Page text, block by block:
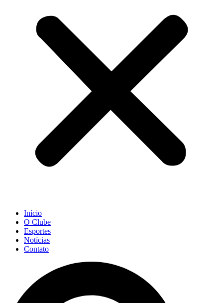
Início
O Clube
Esportes
Notícias
Contato